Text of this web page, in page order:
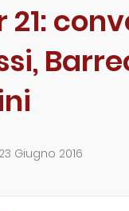
21:
23 Giugno 2016